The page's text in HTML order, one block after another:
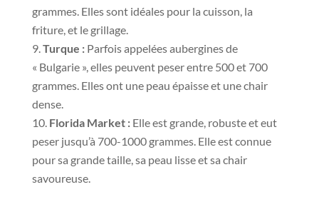
grammes. Elles sont idéales pour la cuisson, la
friture, et le grillage.
Turque : Parfois appelées aubergines de
« Bulgarie », elles peuvent peser entre 500 et 700
grammes. Elles ont une peau épaisse et une chair
dense.
Florida Market : Elle est grande, robuste et eut
peser jusqu’à 700-1000 grammes. Elle est connue
pour sa grande taille, sa peau lisse et sa chair
savoureuse.